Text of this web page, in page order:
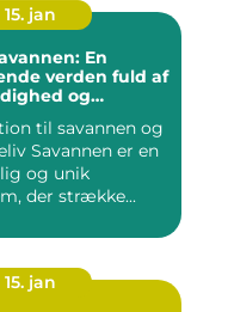
15. jan
En
verden fuld af
og
til savannen og
er en
og unik
der strække...
15. jan